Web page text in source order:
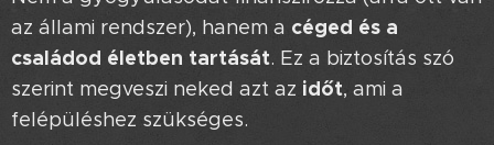
az állami rendszer), hanem a céged és a
családod életben tartását. Ez a biztosítás szó
szerint megveszi neked azt az időt, ami a
felépüléshez szükséges. 🕰️